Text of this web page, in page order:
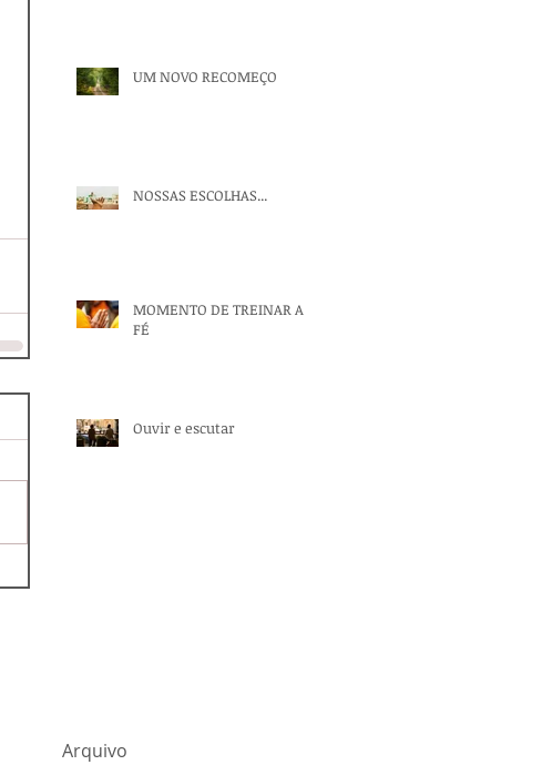
UM NOVO RECOMEÇO
NOSSAS ESCOLHAS...
MOMENTO DE TREINAR A
FÉ
Ouvir e escutar
Arquivo